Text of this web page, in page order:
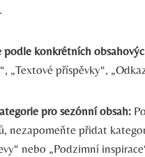
podle konkrétních
„Textové příspěvky“,
pro sezónní obsah:
nezapomeňte přidat
nebo „Podzimní